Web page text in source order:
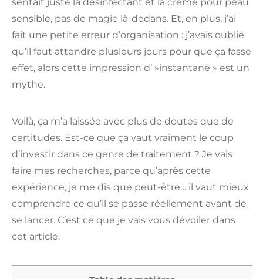
sensible, pas de magie là-dedans. Et, en plus, j’ai
fait une petite erreur d’organisation : j’avais oublié
qu’il faut attendre plusieurs jours pour que ça fasse
effet, alors cette impression d’ »instantané » est un
mythe.
Voilà, ça m’a laissée avec plus de doutes que de
certitudes. Est-ce que ça vaut vraiment le coup
d’investir dans ce genre de traitement ? Je vais
faire mes recherches, parce qu’après cette
expérience, je me dis que peut-être… il vaut mieux
comprendre ce qu’il se passe réellement avant de
se lancer. C’est ce que je vais vous dévoiler dans
cet article.